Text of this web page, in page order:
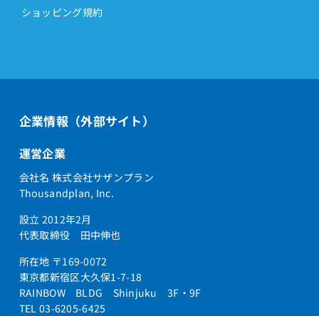
ショッピング規約
企業情報（外部サイト）
運営企業
会社名 株式会社サザンプラン
Thousandplan, Inc.
設立 2012年2月
代表取締役 田中伸也
所在地 〒169-0072
東京都新宿区大久保1-7-18
RAINBOW BLDG Shinjuku 3F・9F
TEL 03-6205-6425